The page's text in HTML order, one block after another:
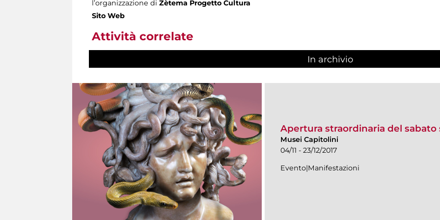
l’organizzazione di Zètema Progetto Cultura
Sito Web
Attività correlate
In archivio
Apertura straordinaria del sabato
Musei Capitolini
04/11 - 23/12/2017
Evento|Manifestazioni